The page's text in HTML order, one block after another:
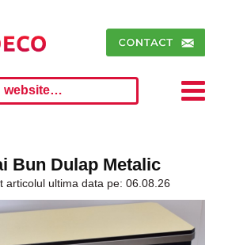
Bun Dulap Metalic
articolul ultima data pe: 06.08.26